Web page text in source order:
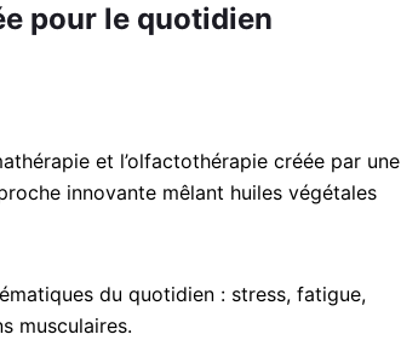
pour le quotidien
et l’olfactothérapie créée par une
innovante mêlant huiles végétales
du quotidien : stress, fatigue,
musculaires.